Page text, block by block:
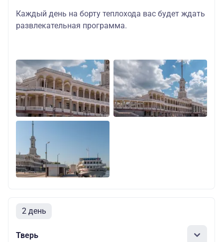
Каждый день на борту теплохода вас будет ждать
развлекательная программа.
2 день
Тверь